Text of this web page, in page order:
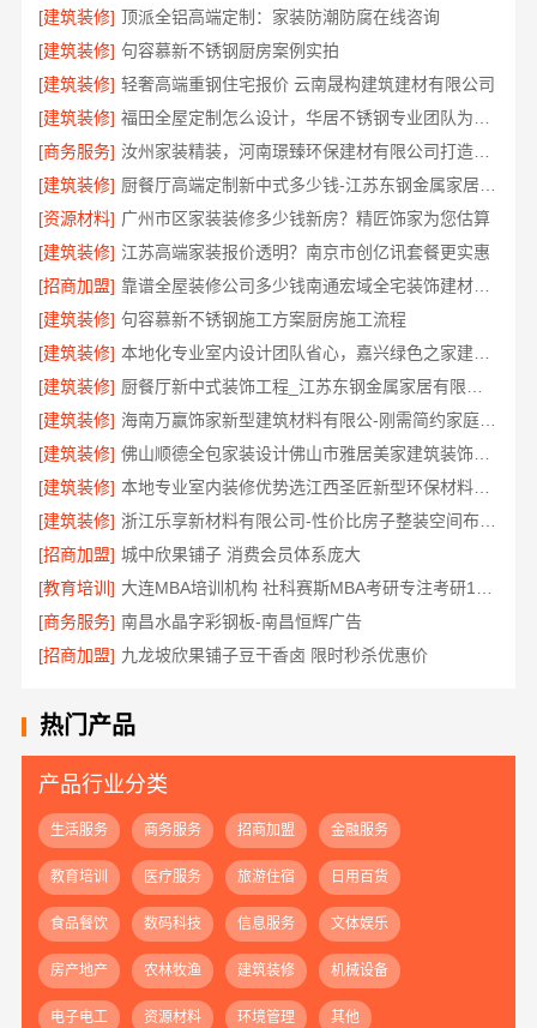
[建筑装修] 顶派全铝高端定制：家装防潮防腐在线咨询
[建筑装修] 句容慕新不锈钢厨房案例实拍
[建筑装修] 轻奢高端重钢住宅报价 云南晟构建筑建材有限公司
[建筑装修]
[商务服务]
汝州家装精装，河南璟臻环保建材有限公司打造理想空间
[建筑装修]
[资源材料] 广州市区家装装修多少钱新房？精匠饰家为您估算
[建筑装修] 江苏高端家装报价透明？南京市创亿讯套餐更实惠
[招商加盟]
靠谱全屋装修公司多少钱南通宏域全宅装饰建材有限公司
[建筑装修] 句容慕新不锈钢施工方案厨房施工流程
[建筑装修]
本地化专业室内设计团队省心，嘉兴绿色之家建材科技有限公司
[建筑装修]
[建筑装修]
海南万赢饰家新型建筑材料有限公-刚需简约家庭装修工期提速
[建筑装修]
佛山顺德全包家装设计佛山市雅居美家建筑装饰工程有限公司
[建筑装修]
本地专业室内装修优势选江西圣匠新型环保材料有限公司
[建筑装修]
浙江乐享新材料有限公司-性价比房子整装空间布局上门服务
[招商加盟] 城中欣果铺子 消费会员体系庞大
[教育培训]
[商务服务] 南昌水晶字彩钢板-南昌恒辉广告
[招商加盟] 九龙坡欣果铺子豆干香卤 限时秒杀优惠价
热门产品
产品行业分类
生活服务 商务服务 招商加盟 金融服务
教育培训 医疗服务 旅游住宿 日用百货
食品餐饮 数码科技 信息服务 文体娱乐
房产地产 农林牧渔 建筑装修 机械设备
电子电工 资源材料 环境管理 其他